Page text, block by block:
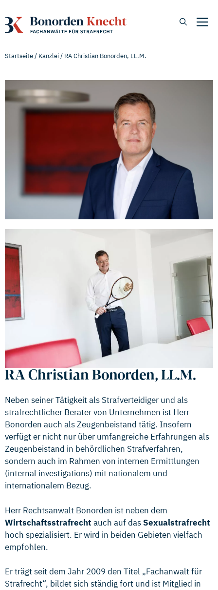
Inhalt
springen
Startseite/ Kanzlei/ RA Christian Bonorden, LL.M.
RA Christian Bonorden, LL.M.
Neben seiner Tätigkeit als Strafverteidiger und als
strafrechtlicher Berater von Unternehmen ist Herr
Bonorden auch als Zeugenbeistand tätig. Insofern
verfügt er nicht nur über umfangreiche Erfahrungen als
Zeugenbeistand in behördlichen Strafverfahren,
sondern auch im Rahmen von internen Ermittlungen
(internal investigations) mit nationalem und
internationalem Bezug.
Herr Rechtsanwalt Bonorden ist neben dem
Wirtschaftsstrafrecht auch auf dasSexualstrafrecht
hoch spezialisiert. Er wird in beiden Gebieten vielfach
empfohlen.
Er trägt seit dem Jahr 2009 den Titel „Fachanwalt für
Strafrecht“, bildet sich ständig fort und ist Mitglied in